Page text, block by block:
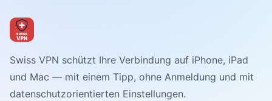
Swiss VPN schützt Ihre Verbindung auf iPhone, iPad
und Mac — mit einem Tipp, ohne Anmeldung und mit
datenschutzorientierten Einstellungen.